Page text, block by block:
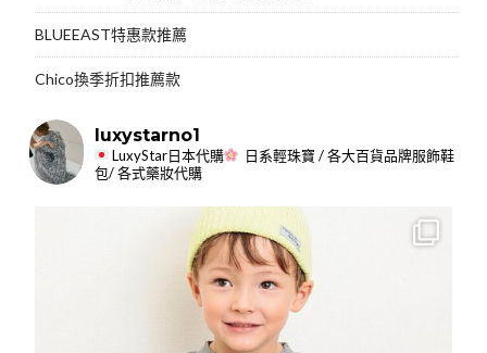
BLUEEAST特惠款推薦
Chico換季折扣推薦款
luxystarno1
LuxyStar日本代購
日系輕珠寶 / 各大百貨品牌服飾鞋
包/ 各式藥妝代購